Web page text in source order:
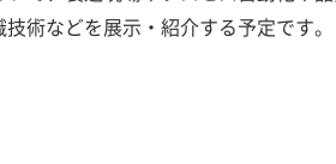
術などを展示・紹介する予定です。